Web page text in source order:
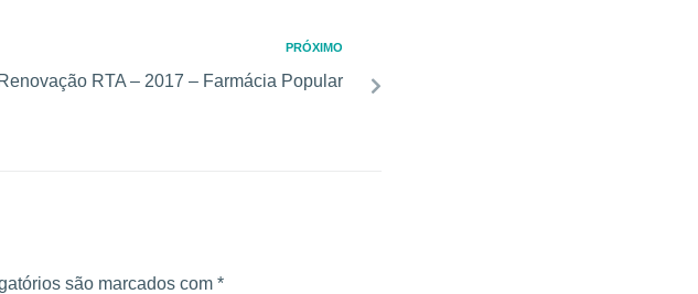
PRÓXIMO
Renovação RTA – 2017 – Farmácia Popular
são marcados com *